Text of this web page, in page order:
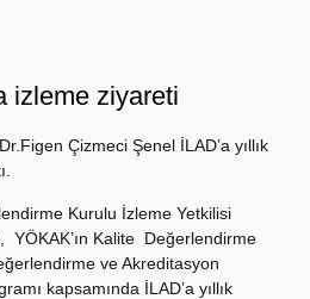
izleme ziyareti
Çizmeci Şenel İLAD’a yıllık
Kurulu İzleme Yetkilisi
YÖKAK’ın Kalite Değerlendirme
ve Akreditasyon
kapsamında İLAD’a yıllık